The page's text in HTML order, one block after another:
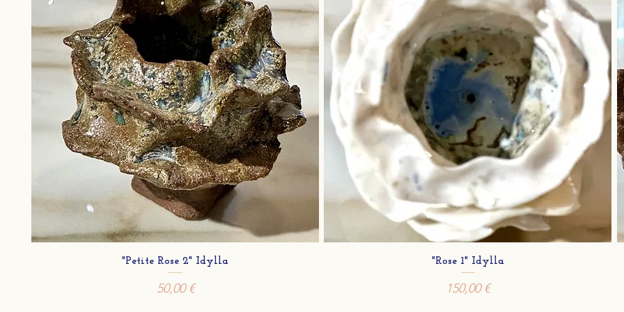
"Petite Rose 2" Idylla
Prix
50,00 €
"Rose 1" Idylla
Prix
150,00 €